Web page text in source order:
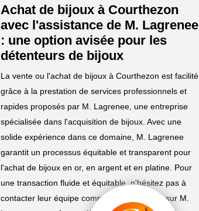
Achat de bijoux à Courthezon
avec l'assistance de M. Lagrenee
: une option avisée pour les
détenteurs de bijoux
La vente ou l'achat de bijoux à Courthezon est facilité
grâce à la prestation de services professionnels et
rapides proposés par M. Lagrenee, une entreprise
spécialisée dans l'acquisition de bijoux. Avec une
solide expérience dans ce domaine, M. Lagrenee
garantit un processus équitable et transparent pour
l'achat de bijoux en or, en argent et en platine. Pour
une transaction fluide et équitable, n'hésitez pas à
contacter leur équipe compétente. Comptez sur M.